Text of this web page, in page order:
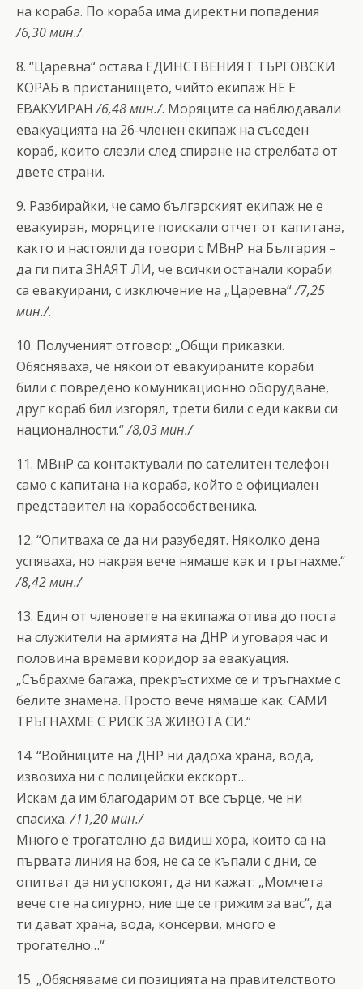
на кораба. По кораба има директни попадения
/6,30 мин./.
8. “Царевна“ остава ЕДИНСТВЕНИЯТ ТЪРГОВСКИ
КОРАБ в пристанището, чийто екипаж НЕ Е
ЕВАКУИРАН /6,48 мин./. Моряците са наблюдавали
евакуацията на 26-членен екипаж на съседен
кораб, които слезли след спиране на стрелбата от
двете страни.
9. Разбирайки, че само българският екипаж не е
евакуиран, моряците поискали отчет от капитана,
както и настояли да говори с МВнР на България –
да ги пита ЗНАЯТ ЛИ, че всички останали кораби
са евакуирани, с изключение на „Царевна“/7,25
мин./.
10. Полученият отговор: „Общи приказки.
Обясняваха, че някои от евакуираните кораби
били с повредено комуникационно оборудване,
друг кораб бил изгорял, трети били с еди какви си
националности.“/8,03 мин./
11. МВнР са контактували по сателитен телефон
само с капитана на кораба, който е официален
представител на корабособственика.
12. “Опитваха се да ни разубедят. Няколко дена
успяваха, но накрая вече нямаше как и тръгнахме.“
/8,42 мин./
13. Един от членовете на екипажа отива до поста
на служители на армията на ДНР и уговаря час и
половина времеви коридор за евакуация.
„Събрахме багажа, прекръстихме се и тръгнахме с
белите знамена. Просто вече нямаше как. САМИ
ТРЪГНАХМЕ С РИСК ЗА ЖИВОТА СИ.“
14. “Войниците на ДНР ни дадоха храна, вода,
извозиха ни с полицейски екскорт…
Искам да им благодарим от все сърце, че ни
спасиха./11,20 мин./
Много е трогателно да видиш хора, които са на
първата линия на боя, не са се къпали с дни, се
опитват да ни успокоят, да ни кажат: „Момчета
вече сте на сигурно, ние ще се грижим за вас“, да
ти дават храна, вода, консерви, много е
трогателно…“
15. „Обясняваме си позицията на правителството